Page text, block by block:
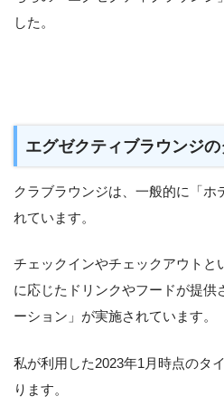
した。
エグゼクティブラウンジ
クラブラウンジは、一般的に「ホ
れています。
チェックインやチェックアウトと
に応じたドリンクやフードが提供
ーション」が実施されています。
私が利用した2023年1月時点のタ
ります。